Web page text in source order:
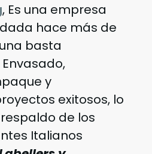
, Es una empresa
hace más de
basta
y
exitosos, lo
de los
Italianos